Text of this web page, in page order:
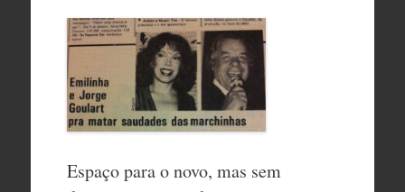
Espaço para o novo, mas sem